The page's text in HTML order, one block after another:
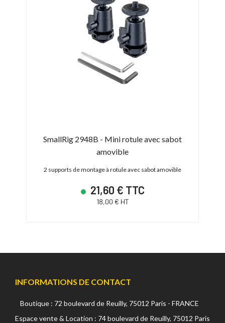
SmallRig 2948B - Mini rotule avec sabot
amovible
2 supports de montage à rotule avec sabot amovible
21,60 € TTC
18,00 € HT
INFORMATIONS DE CONTACT
Boutique : 72 boulevard de Reuilly, 75012 Paris - FRANCE
Espace vente & Location : 74 boulevard de Reuilly, 75012 Paris